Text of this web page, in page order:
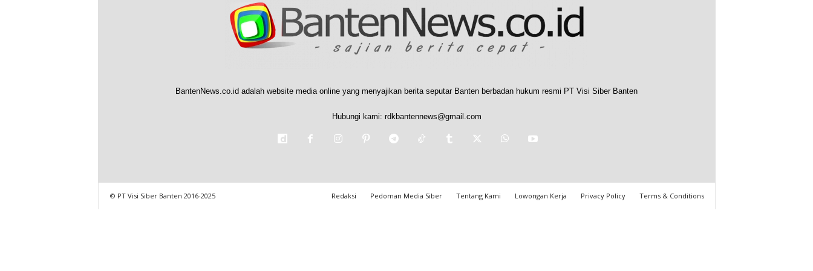
BantenNews.co.id adalah website media online yang menyajikan berita seputar Banten berbadan hukum resmi PT Visi Siber Banten
Hubungi kami: rdkbantennews@gmail.com
Redaksi Pedoman Media Siber Tentang Kami Lowongan Kerja Privacy Policy Terms & Conditions
© PT Visi Siber Banten 2016-2025